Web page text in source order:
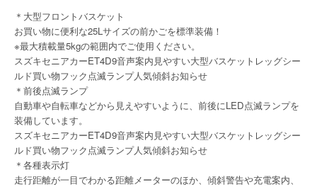
＊大型フロントバスケット
お買い物に便利な25Lサイズの前かごを標準装備！
※最大積載量5kgの範囲内でご使用ください。
スズキセニアカーET4D9音声案内見やすい大型バスケットレッグシー
ルド買い物フック点滅ランプ人気傾斜お知らせ
＊前後点滅ランプ
自動車や自転車などから見えやすいように、前後にLED点滅ランプを
装備しています。
スズキセニアカーET4D9音声案内見やすい大型バスケットレッグシー
ルド買い物フック点滅ランプ人気傾斜お知らせ
＊各種表示灯
走行距離が一目でわかる距離メーターのほか、傾斜警告や充電案内、